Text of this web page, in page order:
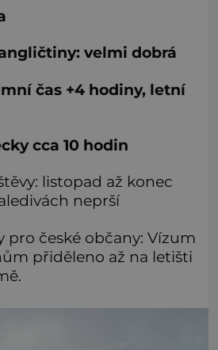
velmi dobrá
čas +4 hodiny, letní
cca 10 hodin
listopad až konec
neprší
pro české občany: Vízum
přiděleno až na letišti